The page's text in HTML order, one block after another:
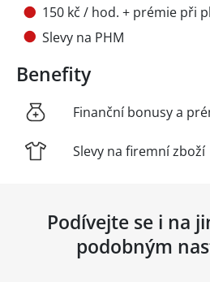
150 kč / hod. + prémie při
Slevy na PHM
Benefity
Finanční bonusy a
Slevy na firemní zboží
Podívejte se i na
podobným